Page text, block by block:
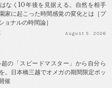
なく10年後を見据える。自然を相手
家に起こった時間感覚の変化とは［プ
ョナルの時間論］
August 5 . 2026
の「スピードマスター」から自分ら
。日本橋三越でオメガの期間限定ポッ
催